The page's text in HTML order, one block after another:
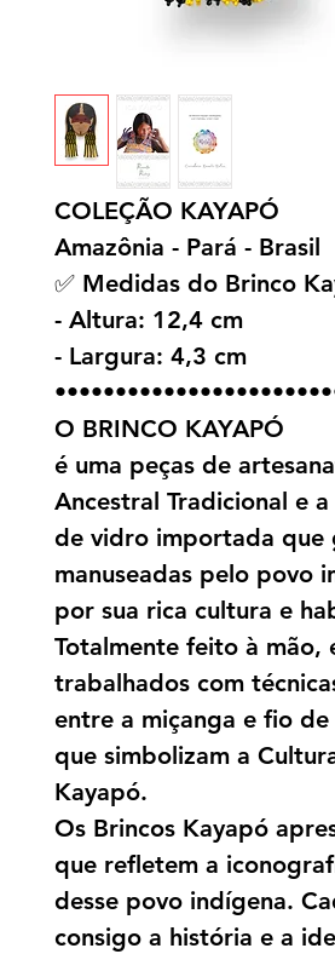
COLEÇÃO KAYAPÓ
Amazônia - Pará - Brasil
✅ Medidas do Brinco
- Altura: 12,4 cm
- Largura: 4,3 cm
O BRINCO KAYAPÓ
é uma peças de
Ancestral Tradicional e
de vidro importada que
manuseadas pelo povo
por sua rica cultura e
Totalmente feito à mão,
trabalhados com
entre a miçanga e fio
que simbolizam a
Kayapó.
Os Brincos Kayapó
que refletem a
desse povo indígena.
consigo a história e a